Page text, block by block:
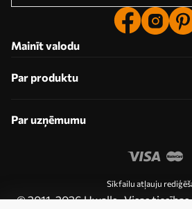
Mainīt valodu
Par produktu
Par uzņēmumu
Sīkfailu atļauju
© 2011-2026 Uwalls . Visas tiesības